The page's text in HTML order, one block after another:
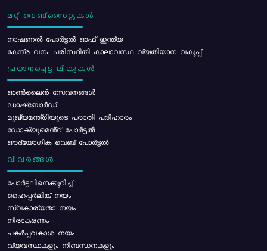
മറ്റ് വെബ്സൈറ്റുകൾ
നാഷണൽ പോർട്ടൽ ഓഫ് ഇന്ത്യ
കേന്ദ്ര വനം പരിസ്ഥിതി കാലാവസ്ഥ വ്യതിയാന വകുപ്പ്
പ്രധാനപ്പെട്ട ലിങ്കുകൾ
ഓൺലൈൻ സേവനങ്ങൾ
ഡാഷ്ബോർഡ്
മുഖ്യമന്ത്രിയുടെ പരാതി പരിഹാരം
ഡോക്യുമെൻ്റ് പോർട്ടൽ
ഔദ്യോഗിക വെബ് പോർട്ടൽ
വിവരങ്ങൾ
പോര്‍ട്ടലിനെക്കുറിച്ച്
ഹൈപ്പർലിങ്ക് നയം
സ്വകാര്യതാ നയം
നിരാകരണം
പകർപ്പവകാശ നയം
വ്യവസ്ഥകളും നിബന്ധനകളും